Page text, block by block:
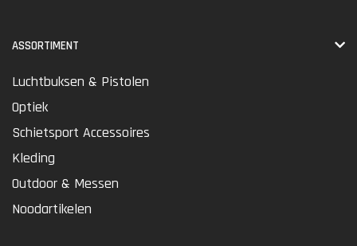
ASSORTIMENT
Luchtbuksen & Pistolen
Optiek
Schietsport Accessoires
Kleding
Outdoor & Messen
Noodartikelen